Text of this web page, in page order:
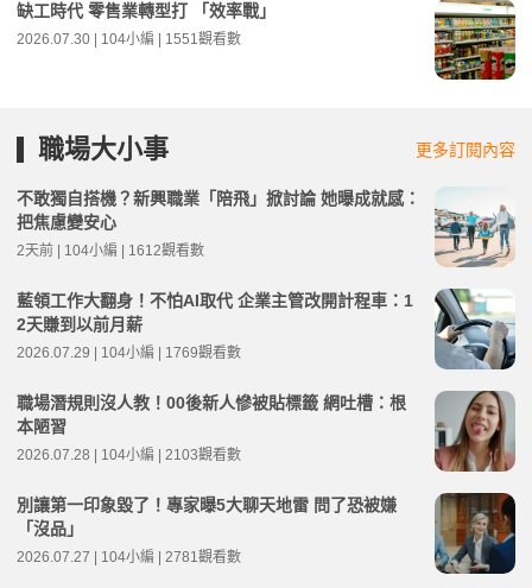
缺工時代 零售業轉型打 「效率戰」
2026.07.30 | 104小編 | 1551觀看數
職場大小事 更多訂閱內容
不敢獨自搭機？新興職業「陪飛」掀討論 她曝成就感：
把焦慮變安心
2天前 | 104小編 | 1612觀看數
藍領工作大翻身！不怕AI取代 企業主管改開計程車：1
2天賺到以前月薪
2026.07.29 | 104小編 | 1769觀看數
職場潛規則沒人教！00後新人慘被貼標籤 網吐槽：根
本陋習
2026.07.28 | 104小編 | 2103觀看數
別讓第一印象毀了！專家曝5大聊天地雷 問了恐被嫌
「沒品」
2026.07.27 | 104小編 | 2781觀看數